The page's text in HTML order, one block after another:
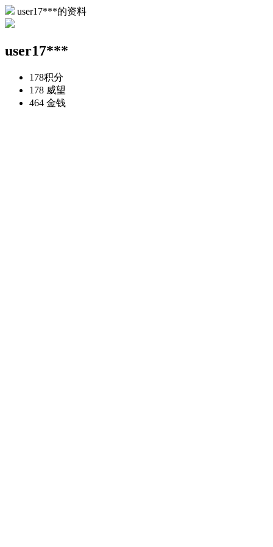
user17***的资料
user17***
178积分
178 威望
464 金钱